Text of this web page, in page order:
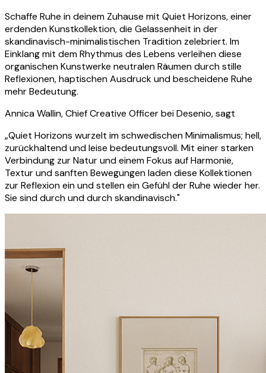
Schaffe Ruhe in deinem Zuhause mit Quiet Horizons, einer
erdenden Kunstkollektion, die Gelassenheit in der
skandinavisch-minimalistischen Tradition zelebriert. Im
Einklang mit dem Rhythmus des Lebens verleihen diese
organischen Kunstwerke neutralen Räumen durch stille
Reflexionen, haptischen Ausdruck und bescheidene Ruhe
mehr Bedeutung.
Annica Wallin, Chief Creative Officer bei Desenio, sagt
„Quiet Horizons wurzelt im schwedischen Minimalismus; hell,
zurückhaltend und leise bedeutungsvoll. Mit einer starken
Verbindung zur Natur und einem Fokus auf Harmonie,
Textur und sanften Bewegungen laden diese Kollektionen
zur Reflexion ein und stellen ein Gefühl der Ruhe wieder her.
Sie sind durch und durch skandinavisch."